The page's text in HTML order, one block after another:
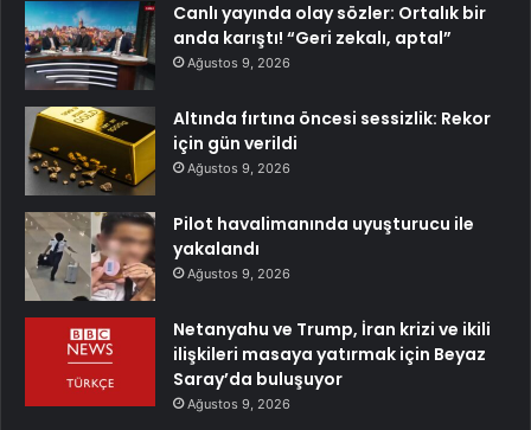
Canlı yayında olay sözler: Ortalık bir
anda karıştı! “Geri zekalı, aptal”
Ağustos 9, 2026
Altında fırtına öncesi sessizlik: Rekor
için gün verildi
Ağustos 9, 2026
Pilot havalimanında uyuşturucu ile
yakalandı
Ağustos 9, 2026
Netanyahu ve Trump, İran krizi ve ikili
ilişkileri masaya yatırmak için Beyaz
Saray’da buluşuyor
Ağustos 9, 2026